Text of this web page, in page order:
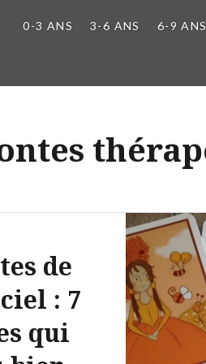
0-3 ANS 3-6 ANS 6-9 ANS
de
: 7
qui